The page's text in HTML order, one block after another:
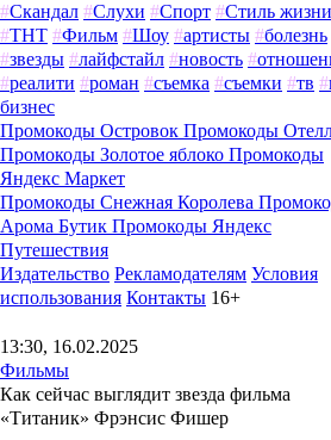
#Скандал #Слухи #Спорт #Стиль жизни
#ТНТ #Фильм #Шоу #артисты #болезнь
#звезды #лайфстайл #новость #
#реалити #роман #съемка #съемки #тв #
бизнес
Промокоды Островок Промокоды
Промокоды Золотое яблоко Промокоды
Яндекс Маркет
Промокоды Снежная Королева
Арома Бутик Промокоды Яндекс
Путешествия
Издательство Рекламодателям Условия
использования Контакты 16+
13:30, 16.02.2025
Фильмы
Как сейчас выглядит звезда фильма
«Титаник» Фрэнсис Фишер